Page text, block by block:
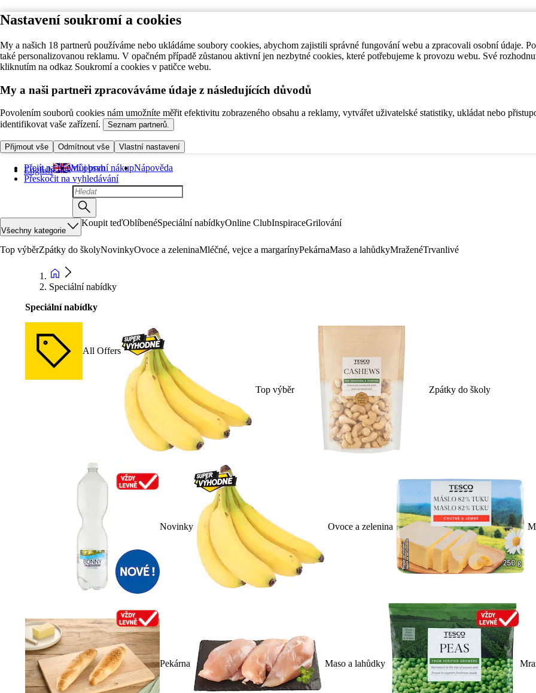
Nastavení soukromí a cookies
My a našich 18 partnerů používáme nebo ukládáme soubory cookies, abychom zajistili správné fungování webu a zpracovali osobní údaje.
také personalizovanou reklamu. V opačném případě zůstanou aktivní jen nezbytné cookies, které potřebujeme k provozu webu. Své
kliknutím na odkaz Soukromí a cookies v patičce webu.
My a naši partneři zpracováváme údaje z následujících důvodů
Povolením souborů cookies nám umožníte měřit efektivitu zobrazeného obsahu a reklamy, vytvářet uživatelské statistiky, ukládat nebo
identifikovat vaše zařízení.
Seznam partnerů.
Přijmout vše Odmítnout vše Vlastní nastavení
Přejít na hlavní obsah
Přeskočit na vyhledávání
English Můj první nákupNápověda
Všechny kategorie
Koupit teďOblíbenéSpeciální nabídkyOnline ClubInspiraceGrilování
Top výběrZpátky do školyNovinkyOvoce a zeleninaMléčné, vejce a margarínyPekárnaMaso a lahůdkyMraženéTrvanlivé
Speciální nabídky
Speciální nabídky
All Offers
Top výběr Zpátky do školy
Novinky Ovoce a zelenina
Pekárna Maso a lahůdky